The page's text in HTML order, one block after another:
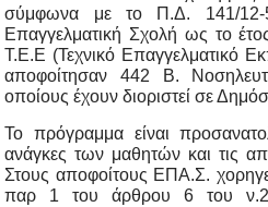
σύμφωνα με το Π.Δ. 141/12-
Επαγγελματική Σχολή ως το
Τ.Ε.Ε (Τεχνικό Επαγγελματικό
αποφοίτησαν 442 Β.
οποίους έχουν διοριστεί σε
Το πρόγραμμα είναι
ανάγκες των μαθητών και τις
Στους αποφοίτους ΕΠΑ.Σ.
παρ 1 του άρθρου 6 του